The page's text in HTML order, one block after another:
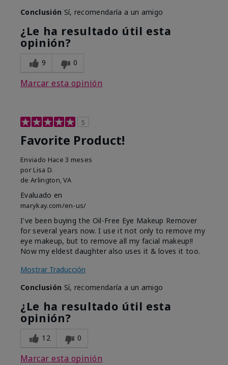
Conclusión Sí, recomendaría a un amigo
¿Le ha resultado útil esta
opinión?
9 0
Marcar esta opinión
5
Favorite Product!
Enviado Hace 3 meses
por Lisa D.
de Arlington, VA
Evaluado en
marykay.com/en-us/
I've been buying the Oil-Free Eye Makeup Remover
for several years now. I use it not only to remove my
eye makeup, but to remove all my facial makeup!!
Now my eldest daughter also uses it & loves it too.
Mostrar Traducción
Conclusión Sí, recomendaría a un amigo
¿Le ha resultado útil esta
opinión?
12 0
Marcar esta opinión